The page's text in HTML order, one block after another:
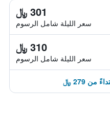
301 ﷼
سعر الليلة شامل الرسوم
310 ﷼
سعر الليلة شامل الرسوم